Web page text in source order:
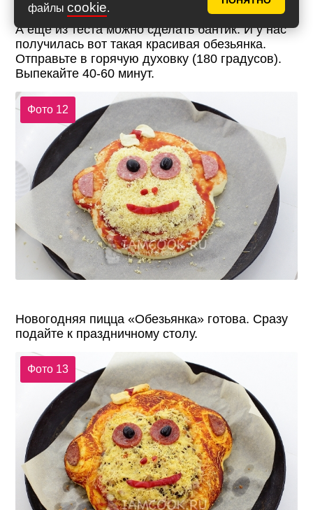
файлы cookie.
А ещё из теста можно сделать бантик. И у нас
получилась вот такая красивая обезьянка.
Отправьте в горячую духовку (180 градусов).
Выпекайте 40-60 минут.
Фото 12
Новогодняя пицца «Обезьянка» готова. Сразу
подайте к праздничному столу.
Фото 13